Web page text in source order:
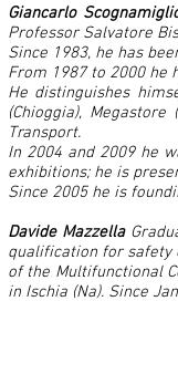
Giancarlo
Professor Salvatore
Since 1983, he has
From 1987 to 2000 he
He distinguishes
(Chioggia),
Transport.
In 2004 and 2009 he
exhibitions; he is
Since 2005 he is
Davide Mazzella
qualification for safety
of the Multifunctional
in Ischia (Na). Since